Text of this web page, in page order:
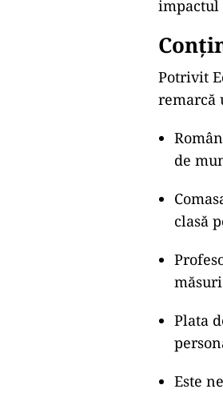
Ministrul
review”
Totuși,
oficiale
remarcă